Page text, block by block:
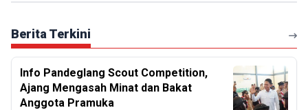
Berita Terkini
Info Pandeglang Scout Competition,
Ajang Mengasah Minat dan Bakat
Anggota Pramuka